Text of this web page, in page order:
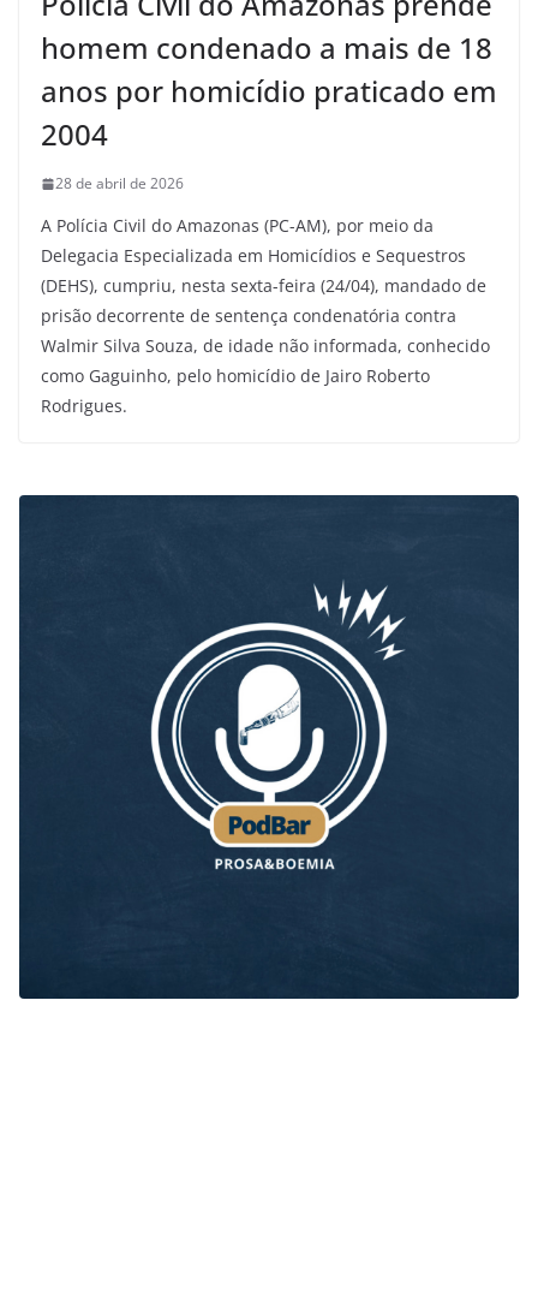
homem condenado a mais de 18
anos por homicídio praticado em
2004
28 de abril de 2026
A Polícia Civil do Amazonas (PC-AM), por meio da
Delegacia Especializada em Homicídios e Sequestros
(DEHS), cumpriu, nesta sexta-feira (24/04), mandado de
prisão decorrente de sentença condenatória contra
Walmir Silva Souza, de idade não informada, conhecido
como Gaguinho, pelo homicídio de Jairo Roberto
Rodrigues.